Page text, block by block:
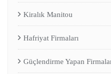
Kiralık Manitou
Hafriyat Firmaları
Güçlendirme Yapan